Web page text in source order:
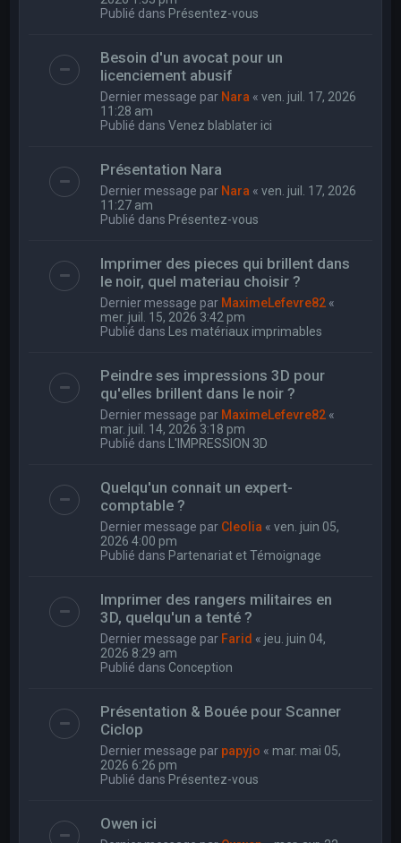
Publié dans Présentez-vous
Besoin d'un avocat pour un
licenciement abusif
Dernier message par Nara «ven. juil. 17, 2026
11:28 am
Publié dansVenez blablater ici
Présentation Nara
Dernier message par Nara «ven. juil. 17, 2026
11:27 am
Publié dans Présentez-vous
Imprimer des pieces qui brillent dans
le noir, quel materiau choisir ?
Dernier message par MaximeLefevre82 «
mer. juil. 15, 2026 3:42 pm
Publié dans Les matériaux imprimables
Peindre ses impressions 3D pour
qu'elles brillent dans le noir ?
Dernier message par MaximeLefevre82 «
mar. juil. 14, 2026 3:18 pm
Publié dans L'IMPRESSION 3D
Quelqu'un connait un expert-
comptable ?
Dernier message par Cleolia «ven. juin 05,
2026 4:00 pm
Publié dans Partenariat et Témoignage
Imprimer des rangers militaires en
3D, quelqu'un a tenté ?
Dernier message par Farid « jeu. juin 04,
2026 8:29 am
Publié dans Conception
Présentation & Bouée pour Scanner
Ciclop
Dernier message par papyjo « mar. mai 05,
2026 6:26 pm
Publié dans Présentez-vous
Owen ici